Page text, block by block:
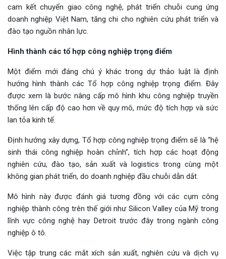
cam kết chuyển giao công nghệ, phát triển chuỗi cung ứng
doanh nghiệp Việt Nam, tăng chi cho nghiên cứu phát triển và
đào tạo nguồn nhân lực.
Hình thành các tổ hợp công nghiệp trọng điểm
Một điểm mới đáng chú ý khác trong dự thảo luật là định
hướng hình thành các Tổ hợp công nghiệp trọng điểm. Đây
được xem là bước nâng cấp mô hình khu công nghiệp truyền
thống lên cấp độ cao hơn về quy mô, mức độ tích hợp và sức
lan tỏa kinh tế.
Định hướng xây dựng, Tổ hợp công nghiệp trọng điểm sẽ là “hệ
sinh thái công nghiệp hoàn chỉnh”, tích hợp các hoạt động
nghiên cứu, đào tạo, sản xuất và logistics trong cùng một
không gian phát triển, do doanh nghiệp đầu chuỗi dẫn dắt.
Mô hình này được đánh giá tương đồng với các cụm công
nghiệp thành công trên thế giới như Silicon Valley của Mỹ trong
lĩnh vực công nghệ hay Detroit trước đây trong ngành công
nghiệp ô tô.
Việc tập trung các mắt xích sản xuất, nghiên cứu và dịch vụ